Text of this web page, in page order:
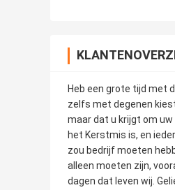
Heb een grote tijd met
zelfs met degenen
maar dat u krijgt om
het Kerstmis is, en
zou bedrijf moeten
alleen moeten zijn,
dagen dat leven wij.